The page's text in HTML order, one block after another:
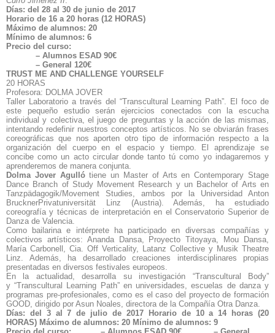
Días: del 28 al 30 de junio de 2017
Horario de 16 a 20 horas (12 HORAS)
Máximo de alumnos: 20
Mínimo de alumnos: 6
Precio del curso:
– Alumnos ESAD 90€
– General 120€
TRUST ME AND CHALLENGE YOURSELF
20 HORAS
Profesora: DOLMA JOVER
Taller Laboratorio a través del “Transcultural Learning Path”. El foco de
este pequeño estudio serán ejercicios conectados con la escucha
individual y colectiva, el juego de preguntas y la acción de las mismas,
intentando redefinir nuestros conceptos artísticos. No se obviarán frases
coreográficas que nos aporten otro tipo de información respecto a la
organización del cuerpo en el espacio y tiempo. El aprendizaje se
concibe como un acto circular donde tanto tú como yo indagaremos y
aprenderemos de manera conjunta.
Dolma Jover Agullótiene un Master of Arts en Contemporary Stage
Dance Branch of Study Movement Research y un Bachelor of Arts en
Tanzpädagogik/Movement Studies, ambos por la Universidad Anton
BrucknerPrivatuniversität Linz (Austria).Además, ha estudiado
coreografía y técnicas de interpretación en el Conservatorio Superior de
Danza de Valencia.
Como bailarina e intérprete ha participado en diversas compañías y
colectivos artísticos: Ananda Dansa, Proyecto Titoyaya, Mou Dansa,
María Carbonell, Cia. Off Verticality, Latanz Collective y Musik Theatre
Linz. Además, ha desarrollado creaciones interdisciplinares propias
presentadas en diversos festivales europeos.
En la actualidad, desarrolla su investigación “Transcultural Body”
y “Transcultural Learning Path” en universidades, escuelas de danza y
programas pre-profesionales, como es el caso del proyecto de formación
GOOD, dirigido por Asun Noales, directora de la Compañía Otra Danza.
Días: del 3 al 7 de julio de 2017
Horario de 10 a 14 horas (20
HORAS) Máximo de alumnos: 20 Mínimo de alumnos: 9